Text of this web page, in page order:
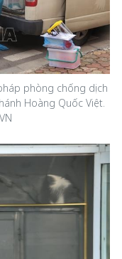
phòng chống dịch
Hoàng Quốc Việt.